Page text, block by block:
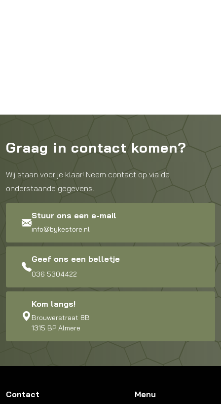
Graag in contact komen?
Wij staan voor je klaar! Neem contact op via de
onderstaande gegevens.
Stuur ons een e-mail
info@bykestore.nl
Geef ons een belletje
036 5304422
Kom langs!
Brouwerstraat 8B
1315 BP Almere
Contact Menu